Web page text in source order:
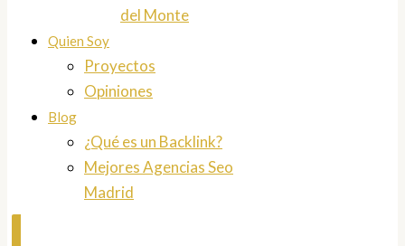
del Monte
Quien Soy
Proyectos
Opiniones
Blog
¿Qué es un Backlink?
Mejores Agencias Seo
Madrid